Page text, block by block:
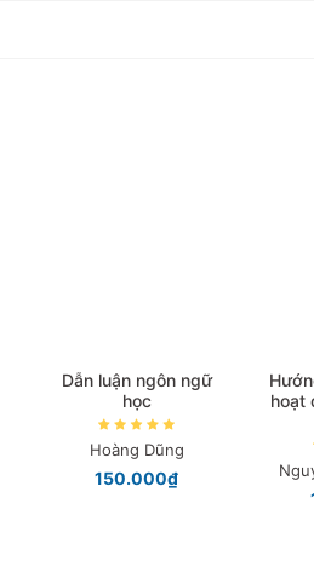
Dẫn luận ngôn ngữ
học
Hoàng Dũng
150.000₫
hoạt